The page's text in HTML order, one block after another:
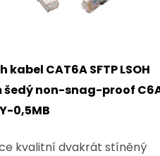
kabel CAT6A SFTP LSOH
šedý non-snag-proof
0,5MB
kvalitní dvakrát stíněný